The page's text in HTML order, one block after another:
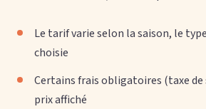
Le tarif varie selon la saison, le
choisie
Certains frais obligatoires (taxe de
prix affiché